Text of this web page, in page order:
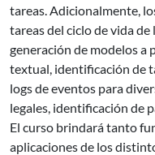
tareas. Adicionalmente,
tareas del ciclo de vida
generación de modelos a
textual, identificación de
logs de eventos para
legales, identificación de
El curso brindará tanto
aplicaciones de los